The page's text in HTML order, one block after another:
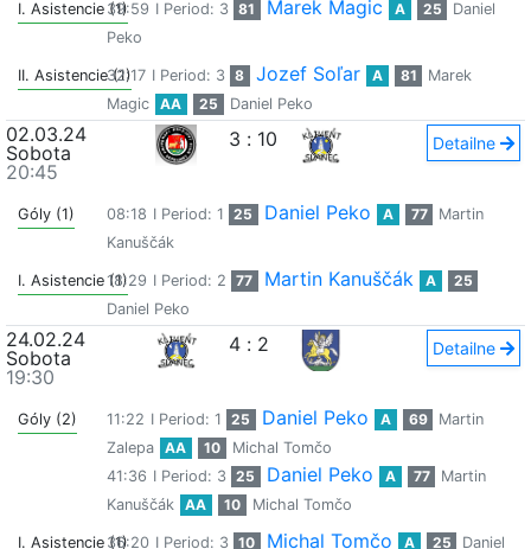
I. Asistencie (1)39:59 I Period: 3 81 Marek Magic A 25
Daniel
Peko
II. Asistencie (1)
32:17 I Period: 3 8 Jozef Soľar A 81
Marek
Magic
AA 25 Daniel Peko
02.03.24
Sobota
20:45
3 : 10 Detailne
Góly (1) 08:18 I Period: 1 25 Daniel Peko A 77
Martin
Kanuščák
I. Asistencie (1)18:29 I Period: 2 77 Martin Kanuščák A
25
Daniel Peko
24.02.24
Sobota
19:30
4 : 2 Detailne
Góly (2) 11:22 I Period: 1 25 Daniel Peko A 69
Martin
Zalepa
AA 10
Michal Tomčo
41:36 I Period: 3 25 Daniel Peko A 77
Martin
Kanuščák
AA 10 Michal Tomčo
I. Asistencie (1)36:20 I Period: 3 10 Michal Tomčo A 25 Daniel